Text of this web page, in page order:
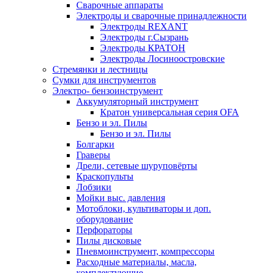
Сварочные аппараты
Электроды и сварочные принадлежности
Электроды REXANT
Электроды г.Сызрань
Электроды КРАТОН
Электроды Лосиноостровские
Стремянки и лестницы
Сумки для инструментов
Электро- бензоинструмент
Аккумуляторный инструмент
Кратон универсальная серия OFA
Бензо и эл. Пилы
Бензо и эл. Пилы
Болгарки
Граверы
Дрели, сетевые шуруповёрты
Краскопульты
Лобзики
Мойки выс. давления
Мотоблоки, культиваторы и доп.
оборудование
Перфораторы
Пилы дисковые
Пневмоинструмент, компрессоры
Расходные материалы, масла,